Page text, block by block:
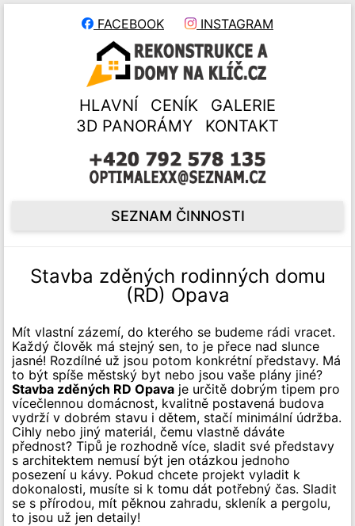
FACEBOOK INSTAGRAM
HLAVNÍ CENÍK
GALERIE
3D PANORÁMY
KONTAKT
SEZNAM ČINNOSTI
Stavba zděných rodinných domu
(RD) Opava
Mít vlastní zázemí, do kterého se budeme rádi vracet.
Každý člověk má stejný sen, to je přece nad slunce
jasné! Rozdílné už jsou potom konkrétní představy. Má
to být spíše městský byt nebo jsou vaše plány jiné?
Stavba zděných RD Opava je určitě dobrým tipem pro
vícečlennou domácnost, kvalitně postavená budova
vydrží v dobrém stavu i dětem, stačí minimální údržba.
Cihly nebo jiný materiál, čemu vlastně dáváte
přednost? Tipů je rozhodně více, sladit své představy
s architektem nemusí být jen otázkou jednoho
posezení u kávy. Pokud chcete projekt vyladit k
dokonalosti, musíte si k tomu dát potřebný čas. Sladit
se s přírodou, mít pěknou zahradu, skleník a pergolu,
to jsou už jen detaily!